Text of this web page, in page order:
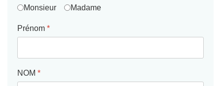
Monsieur Madame
Prénom *
NOM *